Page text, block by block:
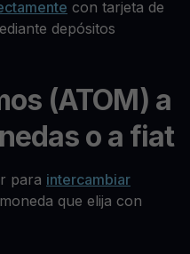
con tarjeta de
depósitos
(ATOM) a
o a fiat
para intercambiar
que elija con